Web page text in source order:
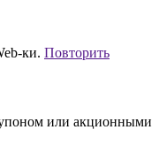
ки. Повторить
или акционными